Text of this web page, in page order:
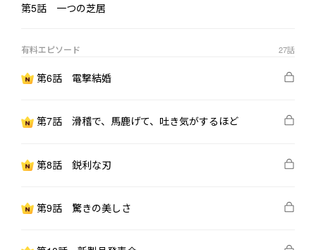
それは、復讐から始まった戦略的同盟だった。
公衆の面前で絡まれた時には容赦なく彼女を庇い、
すべてが終わった後。
第5話 一つの芝居
有料エピソード 27話
第6話 電撃結婚
第7話 滑稽で、馬鹿げて、吐き気がするほど
第8話 鋭利な刃
第9話 驚きの美しさ